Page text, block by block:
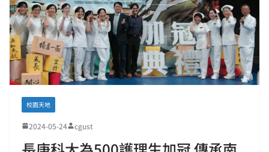
校園天地
2024-05-24 cgust